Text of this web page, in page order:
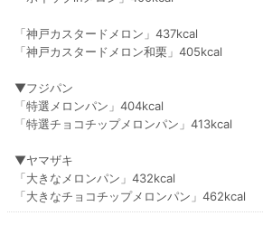
「神戸カスタードメロン」437kcal
「神戸カスタードメロン和栗」405kcal
▼フジパン
「特選メロンパン」404kcal
「特選チョコチップメロンパン」413kcal
▼ヤマザキ
「大きなメロンパン」432kcal
「大きなチョコチップメロンパン」462kcal